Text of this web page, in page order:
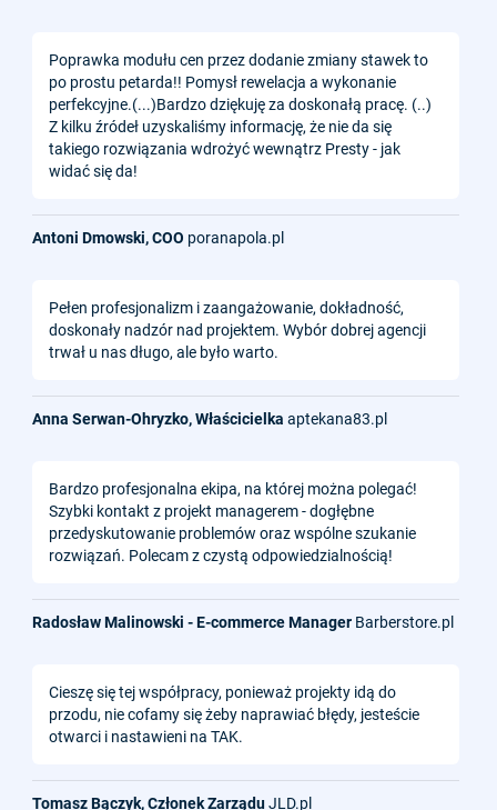
Poprawka modułu cen przez dodanie zmiany stawek to
po prostu petarda!! Pomysł rewelacja a wykonanie
perfekcyjne.(...)Bardzo dziękuję za doskonałą pracę. (..)
Z kilku źródeł uzyskaliśmy informację, że nie da się
takiego rozwiązania wdrożyć wewnątrz Presty - jak
widać się da!
Antoni Dmowski, COO poranapola.pl
Pełen profesjonalizm i zaangażowanie, dokładność,
doskonały nadzór nad projektem. Wybór dobrej agencji
trwał u nas długo, ale było warto.
Anna Serwan-Ohryzko, Właścicielka aptekana83.pl
Bardzo profesjonalna ekipa, na której można polegać!
Szybki kontakt z projekt managerem - dogłębne
przedyskutowanie problemów oraz wspólne szukanie
rozwiązań. Polecam z czystą odpowiedzialnością!
Radosław Malinowski - E-commerce Manager Barberstore.pl
Cieszę się tej współpracy, ponieważ projekty idą do
przodu, nie cofamy się żeby naprawiać błędy, jesteście
otwarci i nastawieni na TAK.
Tomasz Bączyk, Członek ZarząduJLD.pl